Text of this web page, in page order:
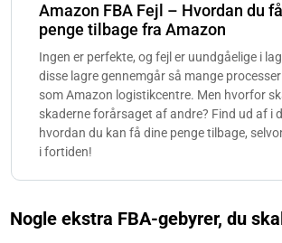
Amazon FBA Fejl – Hvordan du
penge tilbage fra Amazon
Ingen er perfekte, og fejl er uundgåelige i
disse lagre gennemgår så mange
som Amazon logistikcentre. Men hvorfor
skaderne forårsaget af andre? Find ud af i
hvordan du kan få dine penge tilbage,
i fortiden!
Nogle ekstra FBA-gebyrer, du